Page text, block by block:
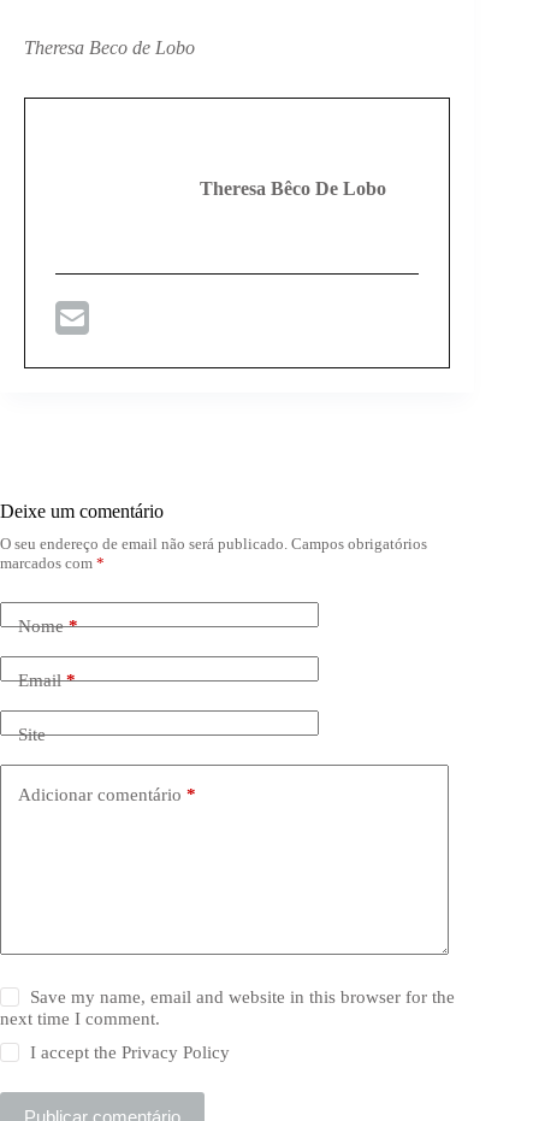
Theresa Beco de Lobo
Theresa Bêco De Lobo
Deixe um comentário
O seu endereço de email não será publicado. Campos obrigatórios
marcados com *
Nome*
Email*
Site
Adicionar comentário *
Save my name, email and website in this browser for the
next time I comment.
I accept thePrivacy Policy
Publicar comentário